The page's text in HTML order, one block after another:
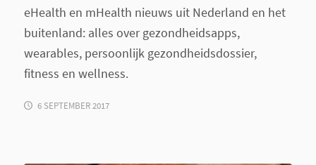
eHealth en mHealth nieuws uit Nederland en het
buitenland: alles over gezondheidsapps,
wearables, persoonlijk gezondheidsdossier,
fitness en wellness.
6 SEPTEMBER 2017